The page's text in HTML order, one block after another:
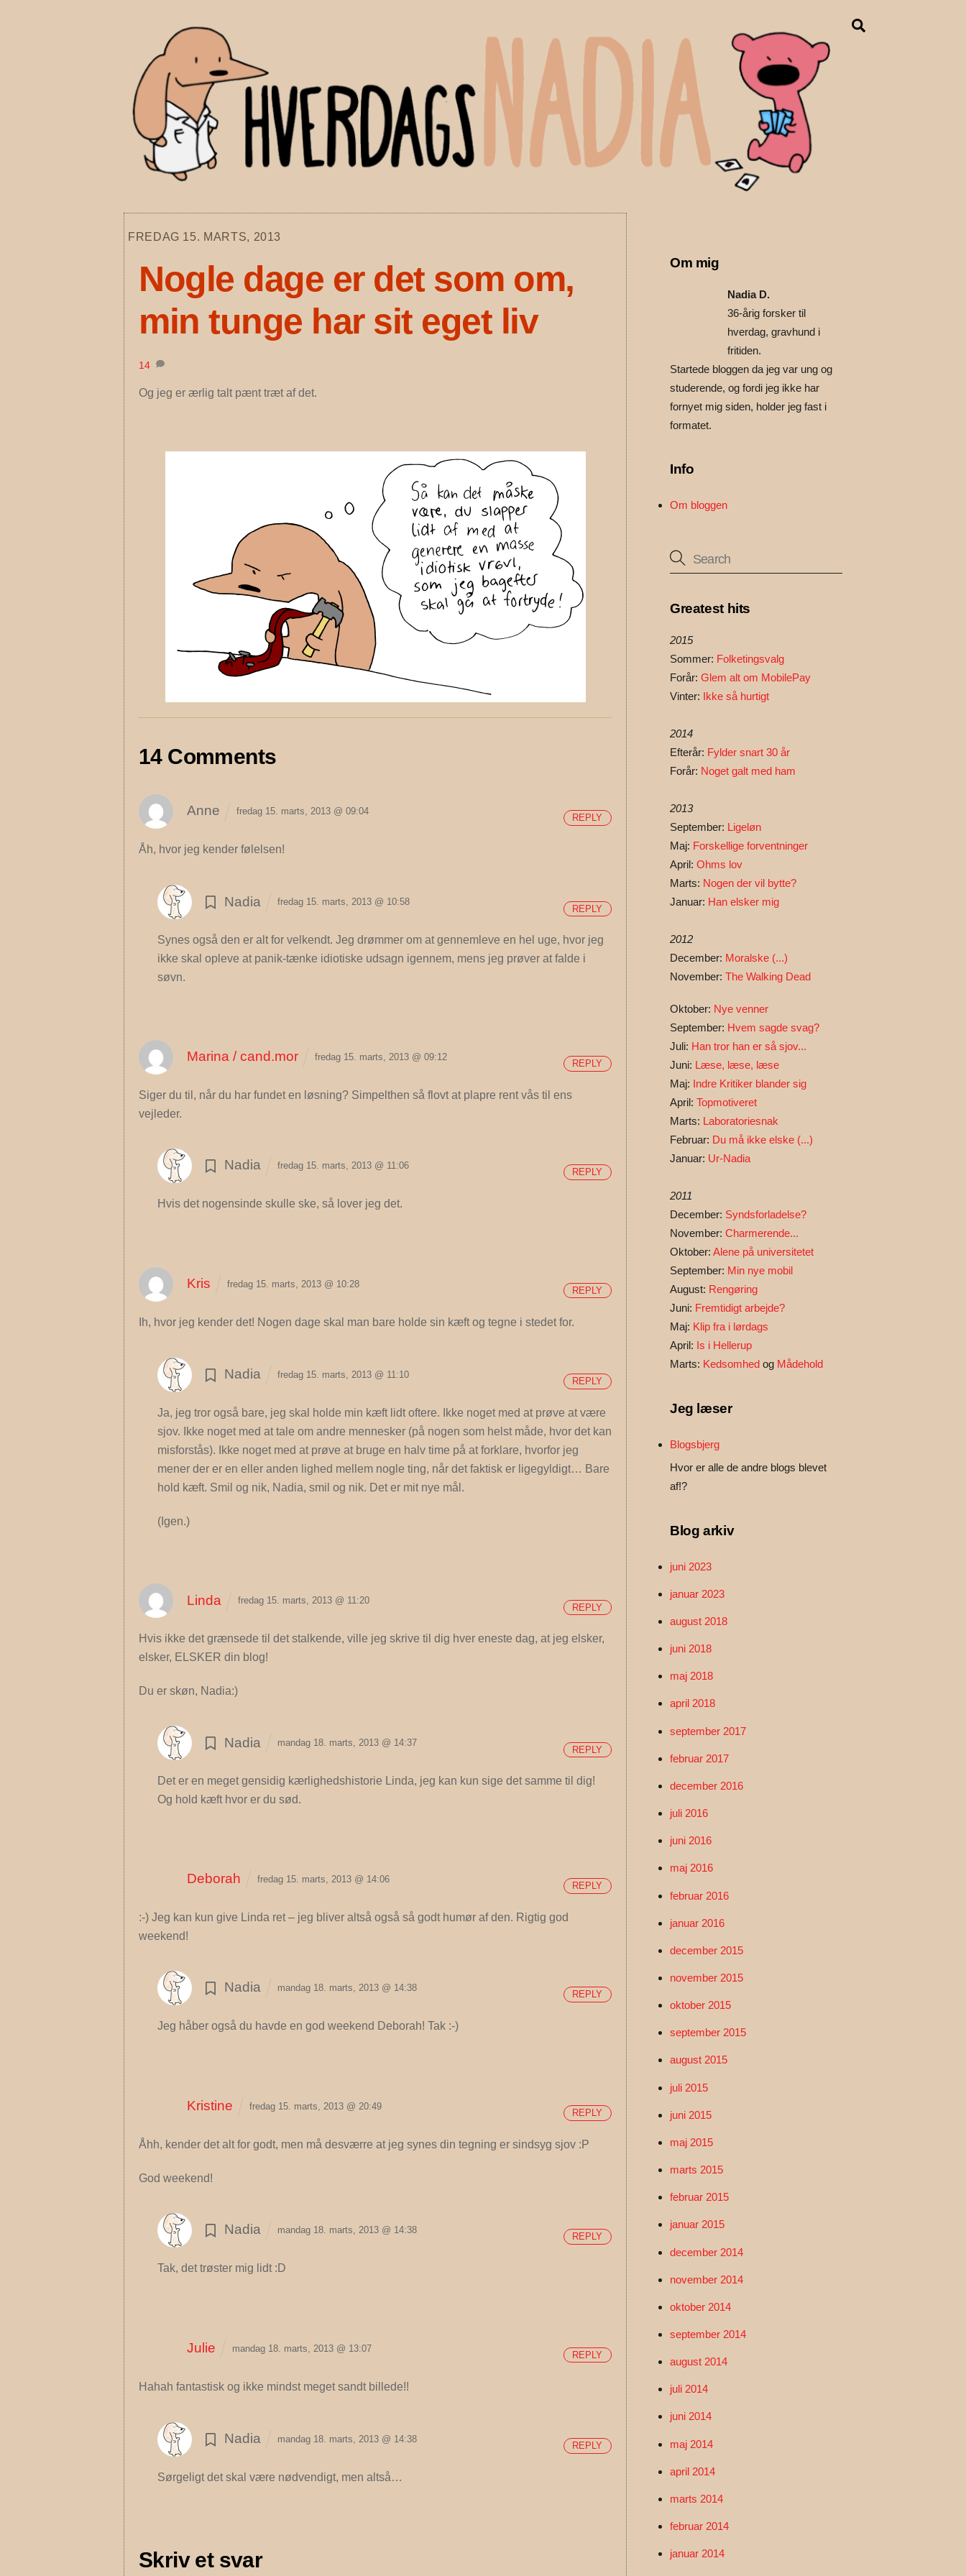
FREDAG 15. MARTS, 2013
Nogle dage er det som om,
min tunge har sit eget liv
14
Og jeg er ærlig talt pænt træt af det.
14 Comments
Anne fredag 15. marts, 2013 @ 09:04
Åh, hvor jeg kender følelsen!
REPLY
Nadia fredag 15. marts, 2013 @ 10:58
Synes også den er alt for velkendt. Jeg drømmer om at gennemleve en hel uge, hvor jeg
ikke skal opleve at panik-tænke idiotiske udsagn igennem, mens jeg prøver at falde i
søvn.
REPLY
Marina / cand.mor fredag 15. marts, 2013 @ 09:12
Siger du til, når du har fundet en løsning? Simpelthen så flovt at plapre rent vås til ens
vejleder.
REPLY
Nadia fredag 15. marts, 2013 @ 11:06
Hvis det nogensinde skulle ske, så lover jeg det.
REPLY
Kris fredag 15. marts, 2013 @ 10:28
Ih, hvor jeg kender det! Nogen dage skal man bare holde sin kæft og tegne i stedet for.
REPLY
Nadia fredag 15. marts, 2013 @ 11:10
Ja, jeg tror også bare, jeg skal holde min kæft lidt oftere. Ikke noget med at prøve at være
sjov. Ikke noget med at tale om andre mennesker (på nogen som helst måde, hvor det kan
misforstås). Ikke noget med at prøve at bruge en halv time på at forklare, hvorfor jeg
mener der er en eller anden lighed mellem nogle ting, når det faktisk er ligegyldigt… Bare
hold kæft. Smil og nik, Nadia, smil og nik. Det er mit nye mål.
(Igen.)
REPLY
Linda fredag 15. marts, 2013 @ 11:20
Hvis ikke det grænsede til det stalkende, ville jeg skrive til dig hver eneste dag, at jeg elsker,
elsker, ELSKER din blog!
Du er skøn, Nadia:)
REPLY
Nadia mandag 18. marts, 2013 @ 14:37
Det er en meget gensidig kærlighedshistorie Linda, jeg kan kun sige det samme til dig!
Og hold kæft hvor er du sød.
REPLY
Deborah fredag 15. marts, 2013 @ 14:06
:-) Jeg kan kun give Linda ret – jeg bliver altså også så godt humør af den. Rigtig god
weekend!
REPLY
Nadia mandag 18. marts, 2013 @ 14:38
Jeg håber også du havde en god weekend Deborah! Tak :-)
REPLY
Kristine fredag 15. marts, 2013 @ 20:49
Åhh, kender det alt for godt, men må desværre at jeg synes din tegning er sindsyg sjov :P
God weekend!
REPLY
Nadia mandag 18. marts, 2013 @ 14:38
Tak, det trøster mig lidt :D
REPLY
Julie mandag 18. marts, 2013 @ 13:07
Hahah fantastisk og ikke mindst meget sandt billede!!
REPLY
Nadia mandag 18. marts, 2013 @ 14:38
Sørgeligt det skal være nødvendigt, men altså…
REPLY
Skriv et svar
Om mig
Nadia D.
36-årig forsker til
hverdag, gravhund i
fritiden.
Startede bloggen da jeg var ung og
studerende, og fordi jeg ikke har
fornyet mig siden, holder jeg fast i
formatet.
Info
Om bloggen
Greatest hits
2015
Sommer: Folketingsvalg
Forår: Glem alt om MobilePay
Vinter: Ikke så hurtigt
2014
Efterår: Fylder snart 30 år
Forår: Noget galt med ham
2013
September: Ligeløn
Maj: Forskellige forventninger
April: Ohms lov
Marts: Nogen der vil bytte?
Januar: Han elsker mig
2012
December: Moralske (...)
November: The Walking Dead
Oktober: Nye venner
September: Hvem sagde svag?
Juli: Han tror han er så sjov...
Juni: Læse, læse, læse
Maj: Indre Kritiker blander sig
April: Topmotiveret
Marts: Laboratoriesnak
Februar: Du må ikke elske (...)
Januar: Ur-Nadia
2011
December: Syndsforladelse?
November: Charmerende...
Oktober: Alene på universitetet
September: Min nye mobil
August: Rengøring
Juni: Fremtidigt arbejde?
Maj: Klip fra i lørdags
April: Is i Hellerup
Marts: Kedsomhed og Mådehold
Jeg læser
Blogsbjerg
Hvor er alle de andre blogs blevet
af!?
Blog arkiv
juni 2023
januar 2023
august 2018
juni 2018
maj 2018
april 2018
september 2017
februar 2017
december 2016
juli 2016
juni 2016
maj 2016
februar 2016
januar 2016
december 2015
november 2015
oktober 2015
september 2015
august 2015
juli 2015
juni 2015
maj 2015
marts 2015
februar 2015
januar 2015
december 2014
november 2014
oktober 2014
september 2014
august 2014
juli 2014
juni 2014
maj 2014
april 2014
marts 2014
februar 2014
januar 2014